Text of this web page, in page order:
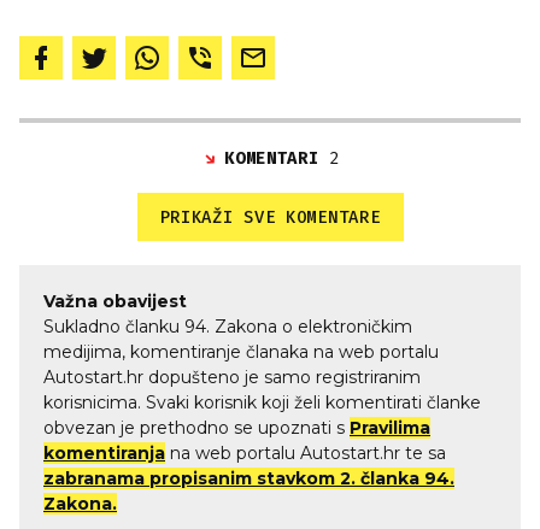
KOMENTARI 2
PRIKAŽI SVE KOMENTARE
Važna obavijest
Sukladno članku 94. Zakona o elektroničkim
medijima, komentiranje članaka na web portalu
Autostart.hr dopušteno je samo registriranim
korisnicima. Svaki korisnik koji želi komentirati članke
obvezan je prethodno se upoznati s Pravilima
komentiranja na web portalu Autostart.hr te sa
zabranama propisanim stavkom 2. članka 94.
Zakona.